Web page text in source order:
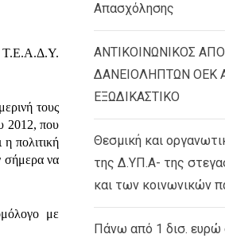
Τ.Ε.Α.Δ.Υ.
τους
2012, που
πολιτική
σήμερα να
με
Απασχόλησης
ΑΝΤΙΚΟΙΝΩΝΙΚΟΣ
ΔΑΝΕΙΟΛΗΠΤΩΝ ΟΕΚ
ΕΞΩΔΙΚΑΣΤΙΚΟ
Θεσμική και
της Δ.ΥΠ.Α- της
και των κοινωνικών
Πάνω από 1 δισ. ευρώ